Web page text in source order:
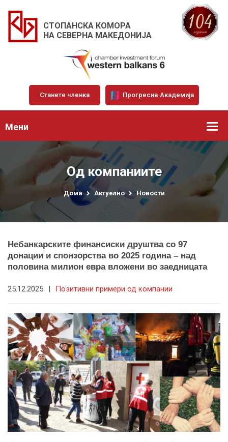
СТОПАНСКА КОМОРА
НА СЕВЕРНА МАКЕДОНИЈА
Станете членка Прогресив Академија
Мени
Од компаниите
Дома Актуелно Новости
Небанкарските финансиски друштва со 97
донации и спонзорства во 2025 година – над
половина милион евра вложени во заедницата
25.12.2025 | Позитивни примери од компании